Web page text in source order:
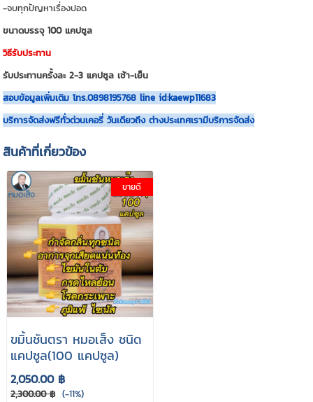
-จบทุกปัญหาเรื่องปอด
ขนาดบรรจุ 100 แคปซูล
วิธีรับประทาน
รับประทานครั้งละ 2-3 แคปซูล เช้า-เย็น
สอบข้อมูลเพิ่มเติม โทร.0898195768 line id:kaewp11683
บริการจัดส่งฟรีทั่วด่วนเคอรี่ วันเดียวถึง ต่างประเทศเรามีบริการจัดส่ง
สินค้าที่เกี่ยวข้อง
ขายดี
ขมิ้นชันตรา หมอเส็ง ชนิด
แคปซูล(100 แคปซูล)
2,050.00 ฿
2,300.00 ฿ (-11%)